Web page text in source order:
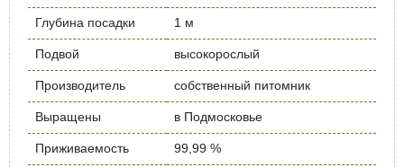
Глубина посадки 1 м
Подвой высокорослый
Производитель собственный питомник
Выращены в Подмосковье
Приживаемость 99,99 %